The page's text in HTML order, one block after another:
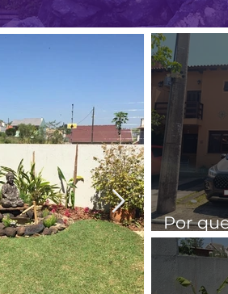
Por
entrar